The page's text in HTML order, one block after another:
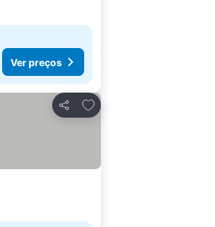
Ver preços
Partilhar
Adicionar aos favoritos